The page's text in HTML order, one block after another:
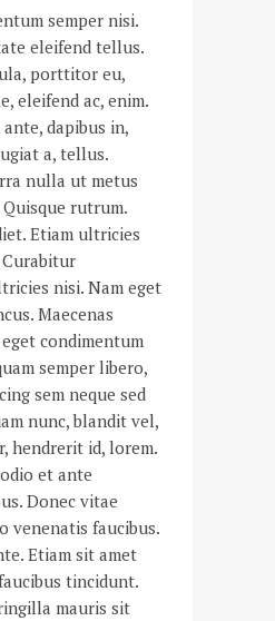
semper nisi.
eleifend tellus.
porttitor eu,
eleifend ac, enim.
dapibus in,
a, tellus.
nulla ut metus
rutrum.
Etiam ultricies
nisi. Nam eget
Maecenas
condimentum
semper libero,
sem neque sed
nunc, blandit vel,
hendrerit id, lorem.
et ante
Donec vitae
venenatis faucibus.
Etiam sit amet
tincidunt.
mauris sit